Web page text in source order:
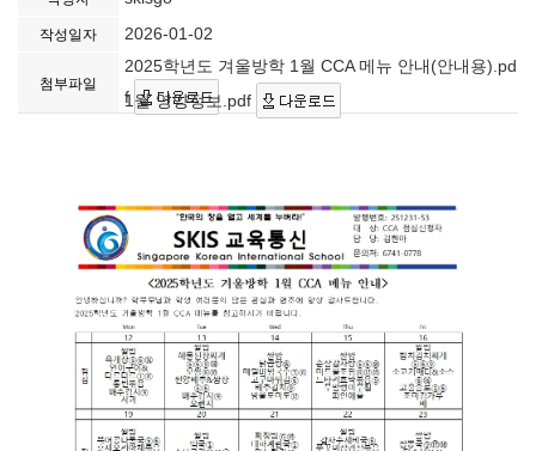
작성일자 2026-01-02
첨부파일
2025학년도 겨울방학 1월 CCA 메뉴 안내(안내용).pd
f1월 영양정보.pdf